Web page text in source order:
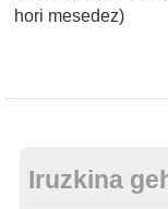
hori mesedez)
Iruzkina